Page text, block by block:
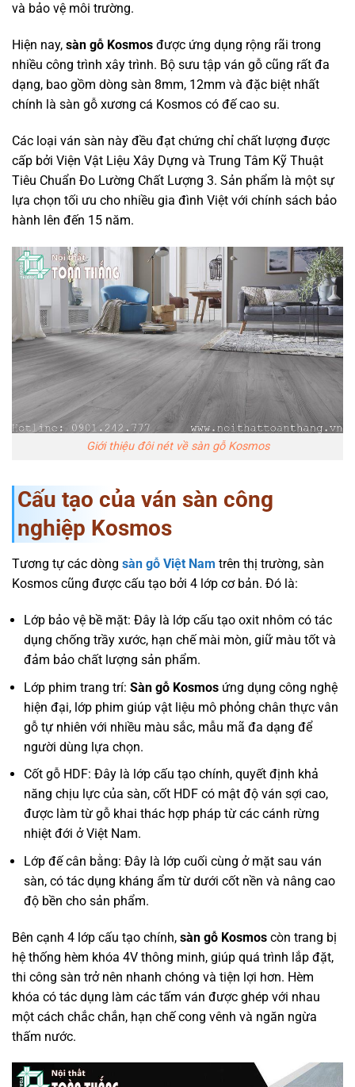
và bảo vệ môi trường.
Hiện nay, sàn gỗ Kosmos được ứng dụng rộng rãi trong
nhiều công trình xây trình. Bộ sưu tập ván gỗ cũng rất đa
dạng, bao gồm dòng sàn 8mm, 12mm và đặc biệt nhất
chính là sàn gỗ xương cá Kosmos có đế cao su.
Các loại ván sàn này đều đạt chứng chỉ chất lượng được
cấp bởi Viện Vật Liệu Xây Dựng và Trung Tâm Kỹ Thuật
Tiêu Chuẩn Đo Lường Chất Lượng 3. Sản phẩm là một sự
lựa chọn tối ưu cho nhiều gia đình Việt với chính sách bảo
hành lên đến 15 năm.
Giới thiệu đôi nét về sàn gỗ Kosmos
Cấu tạo của ván sàn công
nghiệp Kosmos
Tương tự các dòng sàn gỗ Việt Nam trên thị trường, sàn
Kosmos cũng được cấu tạo bởi 4 lớp cơ bản. Đó là:
Lớp bảo vệ bề mặt: Đây là lớp cấu tạo oxit nhôm có tác
dụng chống trầy xước, hạn chế mài mòn, giữ màu tốt và
đảm bảo chất lượng sản phẩm.
Lớp phim trang trí: Sàn gỗ Kosmos ứng dụng công nghệ
hiện đại, lớp phim giúp vật liệu mô phỏng chân thực vân
gỗ tự nhiên với nhiều màu sắc, mẫu mã đa dạng để
người dùng lựa chọn.
Cốt gỗ HDF: Đây là lớp cấu tạo chính, quyết định khả
năng chịu lực của sàn, cốt HDF có mật độ ván sợi cao,
được làm từ gỗ khai thác hợp pháp từ các cánh rừng
nhiệt đới ở Việt Nam.
Lớp đế cân bằng: Đây là lớp cuối cùng ở mặt sau ván
sàn, có tác dụng kháng ẩm từ dưới cốt nền và nâng cao
độ bền cho sản phẩm.
Bên cạnh 4 lớp cấu tạo chính, sàn gỗ Kosmos còn trang bị
hệ thống hèm khóa 4V thông minh, giúp quá trình lắp đặt,
thi công sàn trở nên nhanh chóng và tiện lợi hơn. Hèm
khóa có tác dụng làm các tấm ván được ghép với nhau
một cách chắc chắn, hạn chế cong vênh và ngăn ngừa
thấm nước.